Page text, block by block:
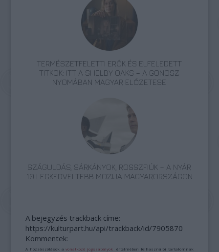
TERMÉSZETFELETTI ERŐK ÉS ELFELEDETT
TITKOK: ITT A SHELBY OAKS – A GONOSZ
NYOMÁBAN MAGYAR ELŐZETESE
SZÁGULDÁS, SÁRKÁNYOK, ROSSZFIÚK – A NYÁR
10 LEGKEDVELTEBB MOZIJA MAGYARORSZÁGON
A bejegyzés trackback címe:
https://kulturpart.hu/api/trackback/id/7905870
Kommentek:
A hozzászólások avonatkozó jogszabályok értelmében felhasználói tartalomnak